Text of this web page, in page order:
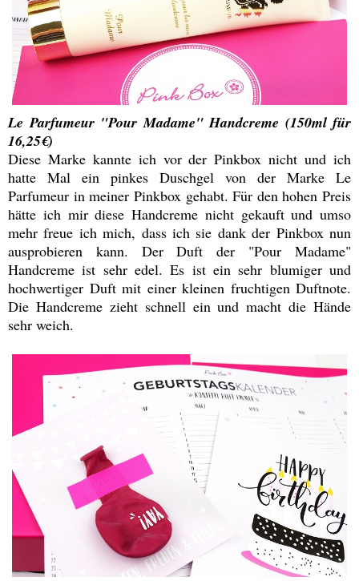
Le Parfumeur "Pour Madame" Handcreme (150ml für
16,25€)
Diese Marke kannte ich vor der Pinkbox nicht und ich
hatte Mal ein pinkes Duschgel von der Marke Le
Parfumeur in meiner Pinkbox gehabt. Für den hohen Preis
hätte ich mir diese Handcreme nicht gekauft und umso
mehr freue ich mich, dass ich sie dank der Pinkbox nun
ausprobieren kann. Der Duft der "Pour Madame"
Handcreme ist sehr edel. Es ist ein sehr blumiger und
hochwertiger Duft mit einer kleinen fruchtigen Duftnote.
Die Handcreme zieht schnell ein und macht die Hände
sehr weich.